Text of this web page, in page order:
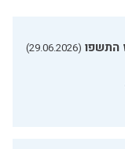
התשפו (29.06.2026)